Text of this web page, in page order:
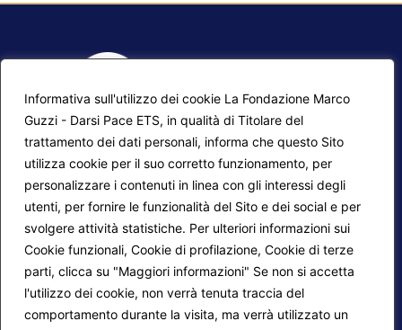
Informativa sull'utilizzo dei cookie La Fondazione Marco
Guzzi - Darsi Pace ETS, in qualità di Titolare del
trattamento dei dati personali, informa che questo Sito
utilizza cookie per il suo corretto funzionamento, per
personalizzare i contenuti in linea con gli interessi degli
utenti, per fornire le funzionalità del Sito e dei social e per
svolgere attività statistiche. Per ulteriori informazioni sui
Cookie funzionali, Cookie di profilazione, Cookie di terze
parti, clicca su "Maggiori informazioni" Se non si accetta
l'utilizzo dei cookie, non verrà tenuta traccia del
comportamento durante la visita, ma verrà utilizzato un
Mappa del sito
Progetti Darsi Pace
Login redattori
Calendario corsi
Privacy Policy
Cookie Policy